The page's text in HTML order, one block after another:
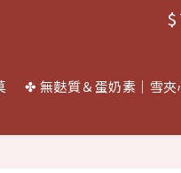
$
✤ 無麩質＆蛋奶素｜雪夾